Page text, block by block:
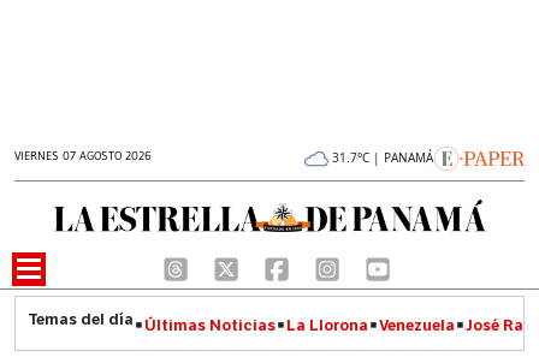
VIERNES 07 AGOSTO 2026 31.7°C | PANAMÁ
Últimas Noticias La Llorona Venezuela José